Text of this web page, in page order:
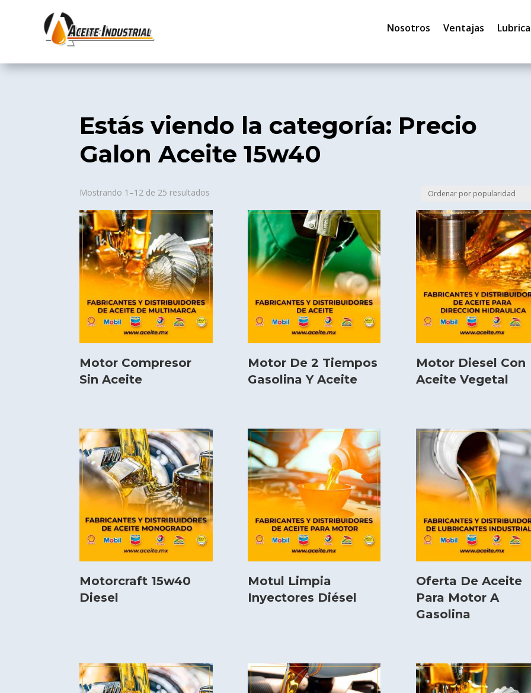
Nosotros Ventajas
Estás viendo la categoría: Precio
Galon Aceite 15w40
Mostrando 1–12 de 25 resultados
popularity
Motor Compresor
Sin Aceite
Motor De 2 Tiempos
Gasolina Y Aceite
Motor Diesel Con
Aceite Vegetal
Motorcraft 15w40
Diesel
Motul Limpia
Inyectores Diésel
Oferta De Aceite
Para Motor A
Gasolina